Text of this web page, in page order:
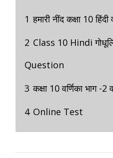
1 हमारी नींद कक्षा 10 हिंदी
2 Class 10 Hindi
Question
3 कक्षा 10 वर्णिका भाग -2
4 Online Test